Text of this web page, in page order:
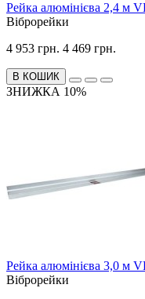
Рейка алюмінієва 2,4 м
Віброрейки
4 953 грн. 4 469 грн.
В КОШИК
ЗНИЖКА 10%
Рейка алюмінієва 3,0 м
Віброрейки